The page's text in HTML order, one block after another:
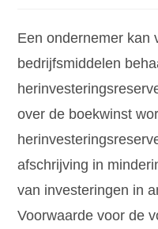
Een ondernemer kan
bedrijfsmiddelen
over de boekwinst
afschrijving in
van investeringen in
Voorwaarde voor de